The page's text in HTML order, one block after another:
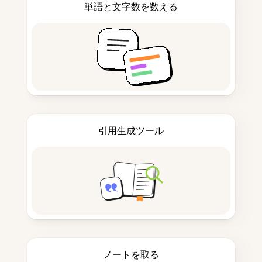
単語と文字数を数える
引用生成ツール
ノートを取る